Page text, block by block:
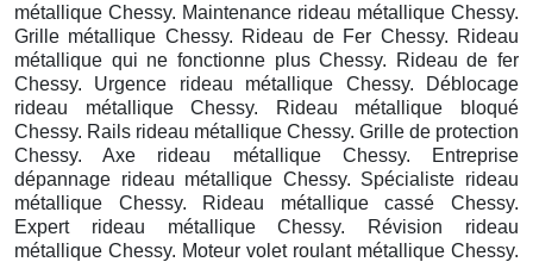
métallique Chessy. Maintenance rideau métallique Chessy.
Grille métallique Chessy. Rideau de Fer Chessy. Rideau
métallique qui ne fonctionne plus Chessy. Rideau de fer
Chessy. Urgence rideau métallique Chessy. Déblocage
rideau métallique Chessy. Rideau métallique bloqué
Chessy. Rails rideau métallique Chessy. Grille de protection
Chessy. Axe rideau métallique Chessy. Entreprise
dépannage rideau métallique Chessy. Spécialiste rideau
métallique Chessy. Rideau métallique cassé Chessy.
Expert rideau métallique Chessy. Révision rideau
métallique Chessy. Moteur volet roulant métallique Chessy.